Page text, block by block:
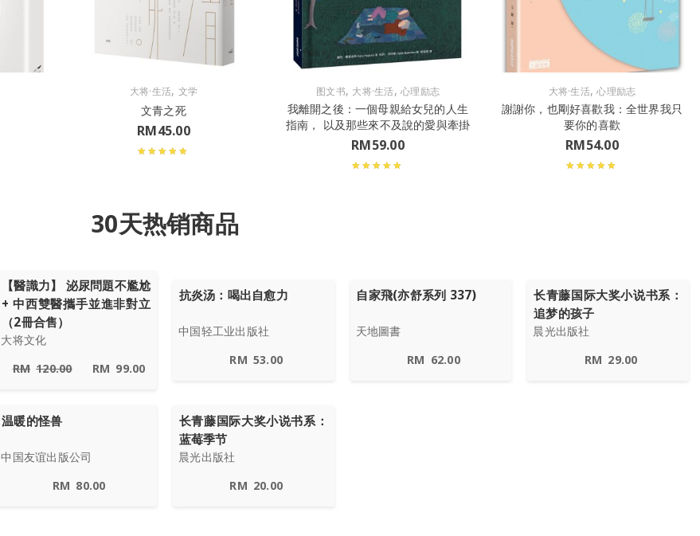
大将·生活, 文学
文青之死
RM45.00
图文书, 大将·生活, 心理励志
我離開之後：一個母親給女兒的人生
指南， 以及那些來不及說的愛與牽掛
RM59.00
大将·生活,心理励志
謝謝你，也剛好喜歡我：全世界我只
要你的喜歡
RM54.00
30天热销商品
【醫識力】 泌尿問題不尷尬
+ 中西雙醫攜手並進非對立
（2冊合售）
大将文化
RM 120.00 RM 99.00
抗炎汤：喝出自愈力
中国轻工业出版社
RM 53.00
自家飛(亦舒系列 337)
天地圖書
RM 62.00
长青藤国际大奖小说书系：
追梦的孩子
晨光出版社
RM 29.00
温暖的怪兽
中国友谊出版公司
RM 80.00
长青藤国际大奖小说书系：
蓝莓季节
晨光出版社
RM 20.00